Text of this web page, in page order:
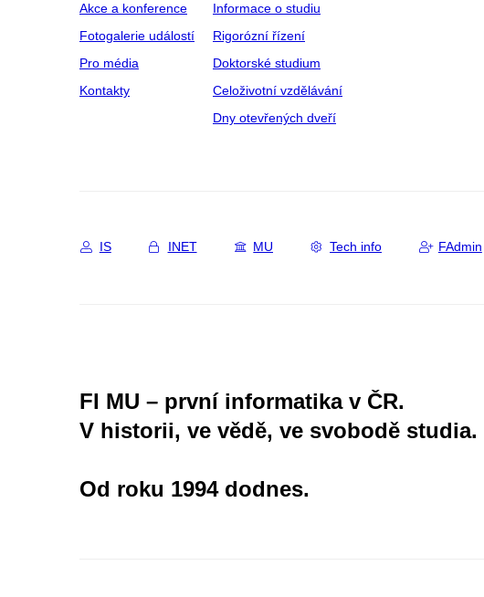
Akce a konference
Fotogalerie událostí
Pro média
Kontakty
Informace o studiu
Rigorózní řízení
Doktorské studium
Celoživotní vzdělávání
Dny otevřených dveří
IS INET MU Tech info FAdmin
FI MU – první informatika v ČR.
V historii, ve vědě, ve svobodě studia.
Od roku 1994 dodnes.